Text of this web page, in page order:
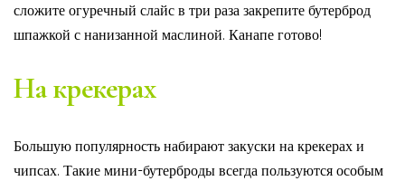
сложите огуречный слайс в три раза закрепите бутерброд
шпажкой с нанизанной маслиной. Канапе готово!
На крекерах
Большую популярность набирают закуски на крекерах и
чипсах. Такие мини-бутерброды всегда пользуются особым